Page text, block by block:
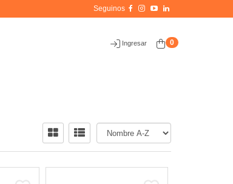
Ingresar 0